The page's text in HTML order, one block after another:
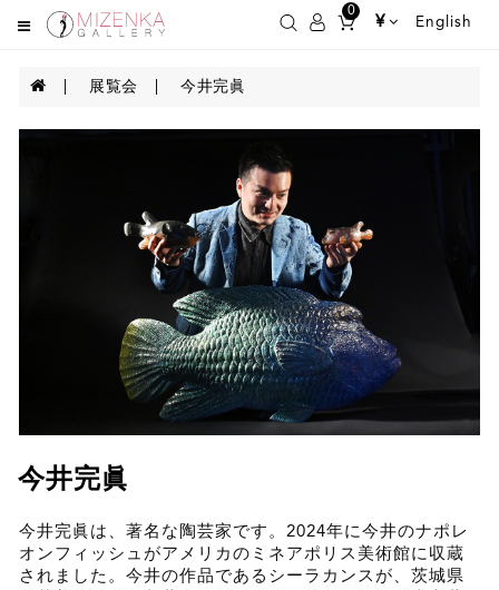
0
¥ English
展覧会 今井完眞
今井完眞
今井完眞は、著名な陶芸家です。2024年に今井のナポレ
オンフィッシュがアメリカのミネアポリス美術館に収蔵
されました。今井の作品であるシーラカンスが、茨城県